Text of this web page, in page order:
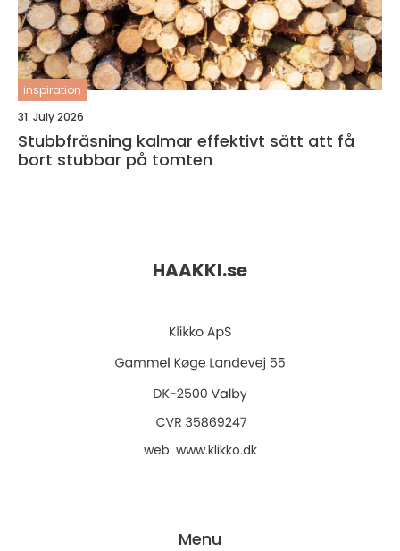
inspiration
31. July 2026
Stubbfräsning kalmar effektivt sätt att få
bort stubbar på tomten
HAAKKI.se
web: www.klikko.dk
Menu